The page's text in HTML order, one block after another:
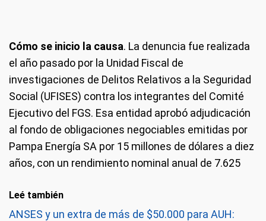
Cómo se inicio la causa. La denuncia fue realizada
el año pasado por la Unidad Fiscal de
investigaciones de Delitos Relativos a la Seguridad
Social (UFISES) contra los integrantes del Comité
Ejecutivo del FGS. Esa entidad aprobó adjudicación
al fondo de obligaciones negociables emitidas por
Pampa Energía SA por 15 millones de dólares a diez
años, con un rendimiento nominal anual de 7.625
Leé también
ANSES y un extra de más de $50.000 para AUH: